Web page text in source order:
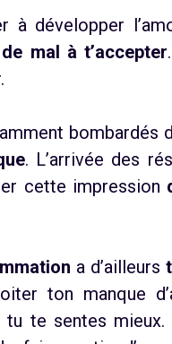
à développer
mal à t’accepter
bombardés
. L’arrivée des
cette impression
a d’ailleurs
ton manque
tu te sentes